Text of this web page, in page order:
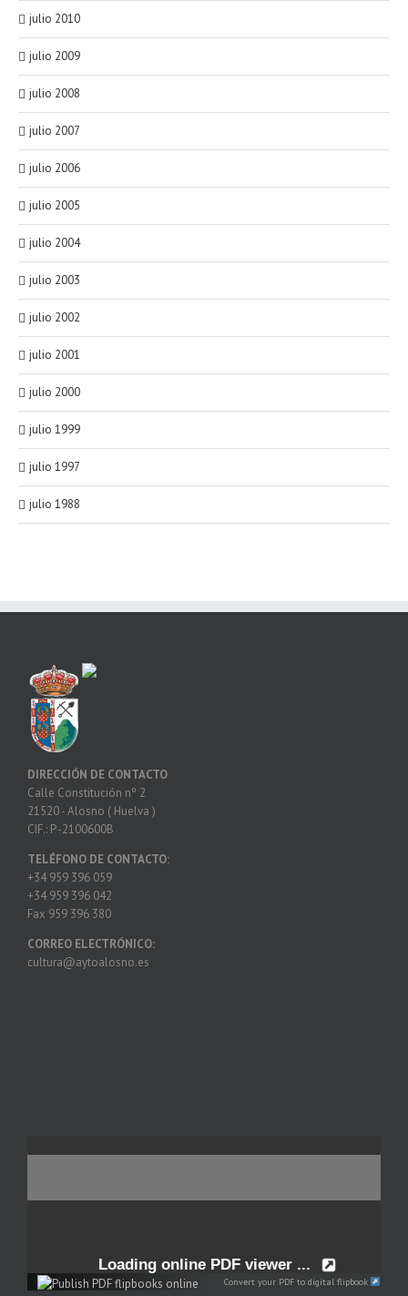
julio 2010
julio 2009
julio 2008
julio 2007
julio 2006
julio 2005
julio 2004
julio 2003
julio 2002
julio 2001
julio 2000
julio 1999
julio 1997
julio 1988
DIRECCIÓN DE CONTACTO
Calle Constitución nº 2
21520 - Alosno ( Huelva )
CIF.: P -2100600B
TELÉFONO DE CONTACTO:
+34 959 396 059
+34 959 396 042
Fax 959 396 380
CORREO ELECTRÓNICO:
cultura@aytoalosno.es
Convert your PDF to digital flipbook